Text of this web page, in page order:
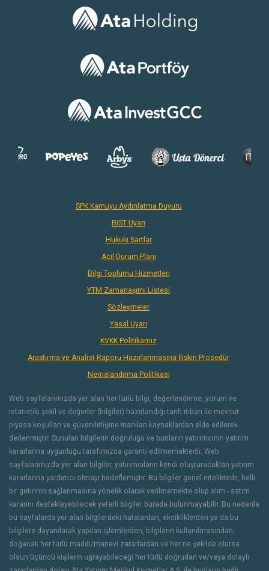
SPK Kamuyu Aydınlatma Duyuru
BIST Uyarı
Hukuki Şartlar
Acil Durum Planı
Bilgi Toplumu Hizmetleri
YTM Zamanaşımı Listesi
Sözleşmeler
Yasal Uyarı
KVKK Politikamız
Araştırma ve Analist Raporu Hazırlanmasına İlişkin Prosedür
Nemalandırma Politikası
Web sayfalarımızda yer alan her türlü bilgi, değerlendirme, yorum ve
istatistiki şekil ve değerler (bilgiler) hazırlandığı tarih itibarı ile mevcut
piyasa koşulları ve güvenilirliğine inanılan kaynaklardan elde edilerek
derlenmiştir. Sunulan bilgilerin doğruluğu ve bunların yatırımcının yatırım
kararlarına uygunluğu tarafımızca garanti edilmemektedir. Web
sayfalarımızda yer alan bilgiler, yatırımcıların kendi oluşturacakları yatırım
kararlarına yardımcı olmayı hedeflemiştir. Bu bilgiler genel niteliktedir, belli
bir getirinin sağlanmasına yönelik olarak verilmemekte olup alım - satım
kararını destekleyebilecek yeterli bilgiler burada bulunmayabilir. Bu nedenle
bu sayfalarda yer alan bilgilerdeki hatalardan, eksikliklerden ya da bu
bilgilere dayanılarak yapılan işlemlerden, bilgilerin kullanılmasından,
doğacak her türlü maddi/manevi zararlardan ve her ne şekilde olursa
olsun üçüncü kişilerin uğrayabileceği her türlü doğrudan ve/veya dolaylı